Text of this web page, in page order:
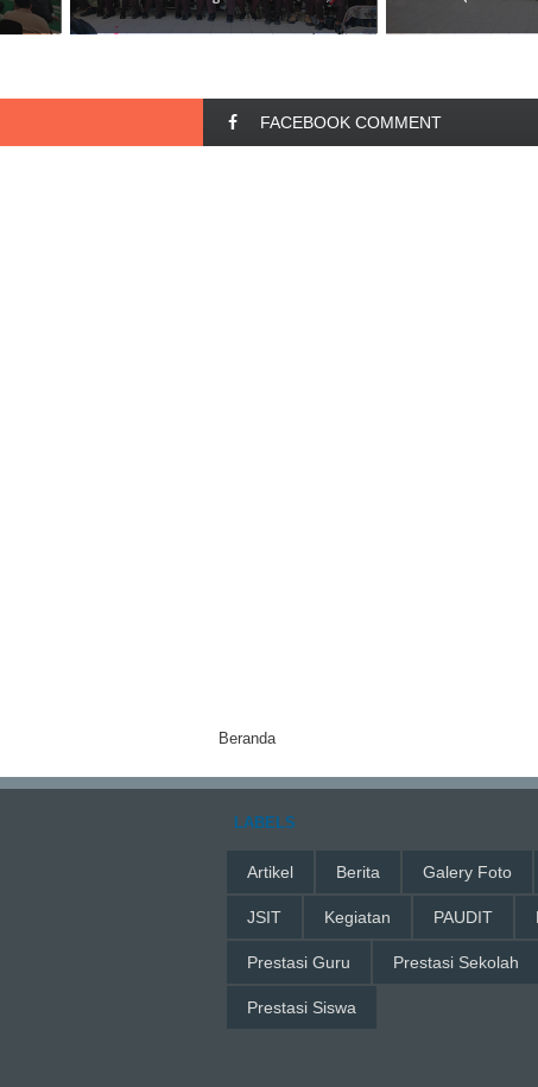
FACEBOOK COMMENT
Beranda
LABELS
Artikel Berita Galery Foto
JSIT Kegiatan PAUDIT
Prestasi Guru Prestasi Sekolah
Prestasi Siswa